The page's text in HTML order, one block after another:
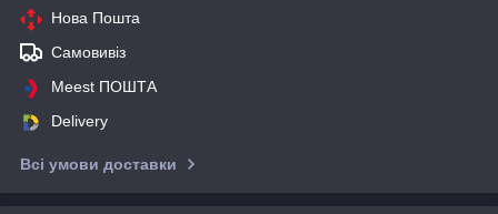
Нова Пошта
Самовивіз
Meest ПОШТА
Delivery
Всі умови доставки